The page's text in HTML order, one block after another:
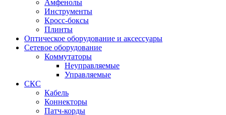
Амфенолы
Инструменты
Кросс-боксы
Плинты
Оптическое оборудование и аксессуары
Сетевое оборудование
Коммутаторы
Неуправляемые
Управляемые
СКС
Кабель
Коннекторы
Патч-корды